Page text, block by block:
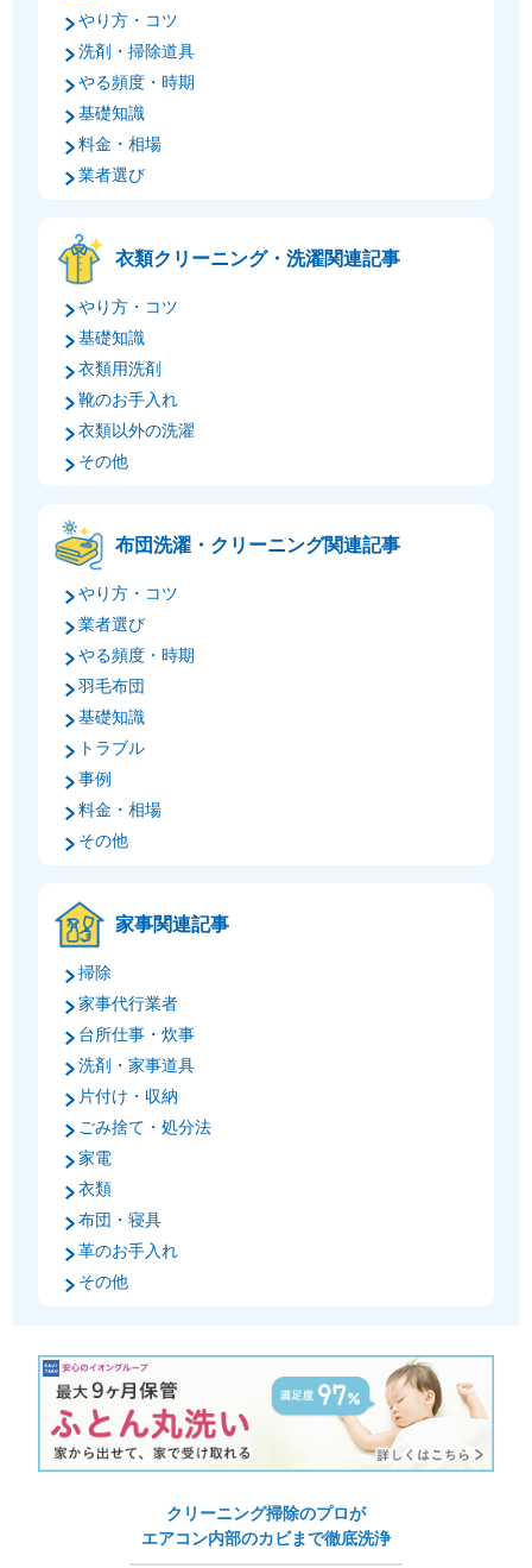
やり方・コツ
洗剤・掃除道具
やる頻度・時期
基礎知識
料金・相場
業者選び
衣類クリーニング・洗濯関連記事
やり方・コツ
基礎知識
衣類用洗剤
靴のお手入れ
衣類以外の洗濯
その他
布団洗濯・クリーニング関連記事
やり方・コツ
業者選び
やる頻度・時期
羽毛布団
基礎知識
トラブル
事例
料金・相場
その他
家事関連記事
掃除
家事代行業者
台所仕事・炊事
洗剤・家事道具
片付け・収納
ごみ捨て・処分法
家電
衣類
布団・寝具
革のお手入れ
その他
クリーニング掃除のプロが
エアコン内部のカビまで徹底洗浄